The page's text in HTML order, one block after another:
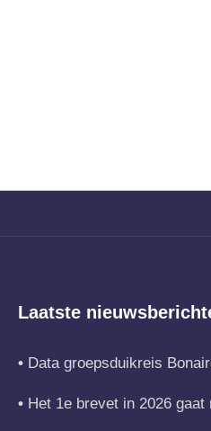
Laatste
Data groepsduikreis
Het 1e brevet in 2026